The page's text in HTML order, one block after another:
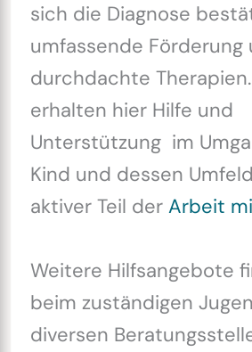
sich die Diagnose
umfassende Förderung
durchdachte
erhalten hier Hilfe und
Unterstützung im
Kind und dessen
aktiver Teil der Arbeit
Weitere Hilfsangebote
beim zuständigen
diversen